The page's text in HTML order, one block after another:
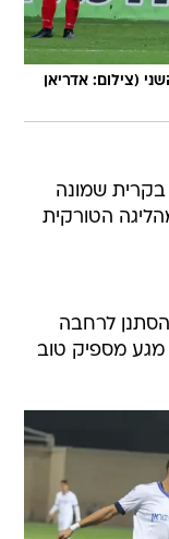
(צילום: אדריאן
שמונה
הטורקית
הסתנן לרחבה
מגע מספיק טוב